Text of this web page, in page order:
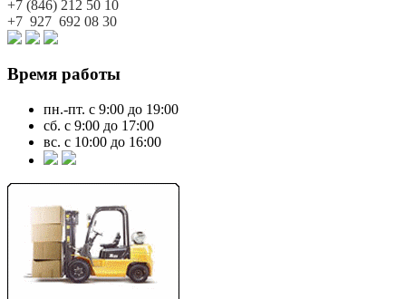
+7 (846) 212 50 10
+7 927 692 08 30
Время работы
пн.-пт. с 9:00 до 19:00
сб. с 9:00 до 17:00
вс. с 10:00 до 16:00